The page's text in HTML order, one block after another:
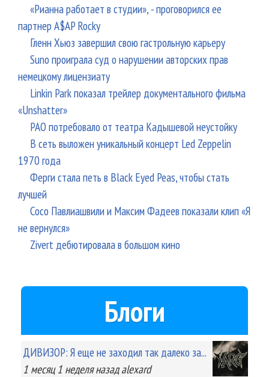
«Рианна работает в студии», - проговорился ее
партнер A$AP Rocky
Гленн Хьюз завершил свою гастрольную карьеру
Suno проиграла суд о нарушении авторских прав
немецкому лицензиату
Linkin Park показал трейлер документального фильма
«Unshatter»
РАО потребовало от театра Кадышевой неустойку
В сеть выложен уникальный концерт Led Zeppelin
1970 года
Ферги стала петь в Black Eyed Peas, чтобы стать
лучшей
Сосо Павлиашвили и Максим Фадеев показали клип «Я
не вернулся»
Zivert дебютировала в большом кино
Блоги
ДИВИЗОР: Я еще не заходил так далеко за...
1 месяц 1 неделяназад alexard